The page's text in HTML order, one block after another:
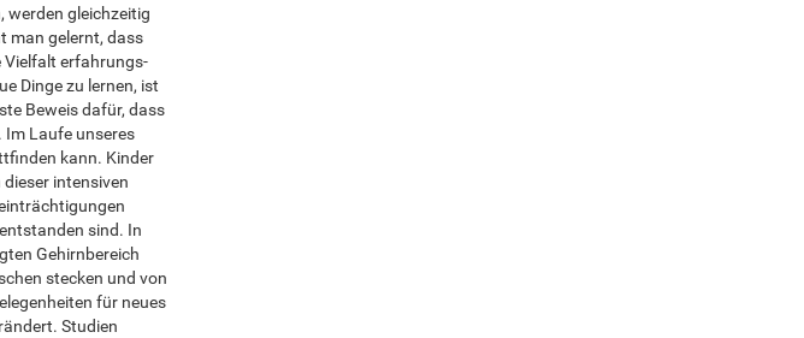
werden gleichzeitig
man gelernt, dass
Vielfalt erfahrungs-
Dinge zu lernen, ist
Beweis dafür, dass
Laufe unseres
kann. Kinder
intensiven
sind. In
Gehirnbereich
stecken und von
für neues
Studien